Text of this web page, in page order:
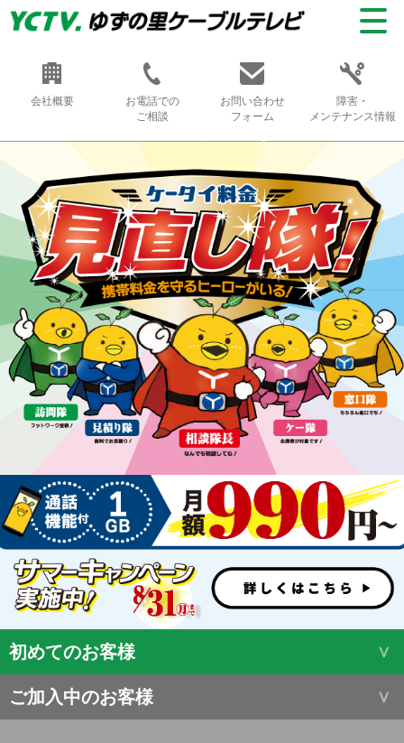
会社概要
お電話での
ご相談
お問い合わせ
フォーム
障害・
メンテナンス情報
初めてのお客様
ご加入中のお客様